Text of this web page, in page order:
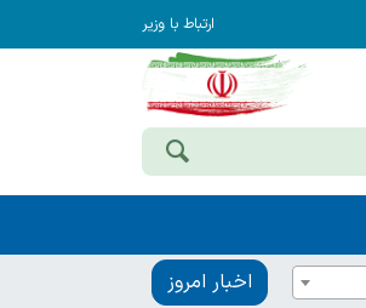
ارتباط با وزیر
اخبار امروز